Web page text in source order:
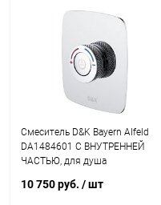
Смеситель D&K Bayern Alfeld
DA1484601 С ВНУТРЕННЕЙ
ЧАСТЬЮ, для душа
10 750 руб. / шт